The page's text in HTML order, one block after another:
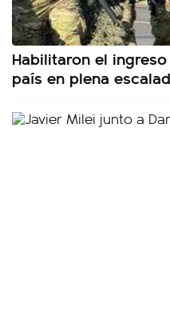
Habilitaron el
país en plena